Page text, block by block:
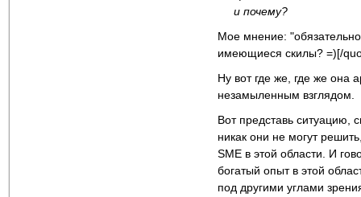
и почему?
Мое мнение:
имеющиеся скилы? =)[/
Ну вот где же, где же она
незамыленным взглядом.
Вот представь ситуацию,
никак они не могут
SME в этой области. И
богатый опыт в этой
под другими углами